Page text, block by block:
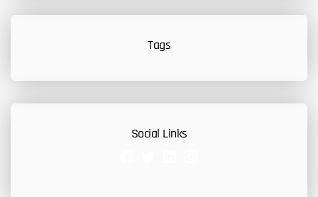
Tags
Social Links